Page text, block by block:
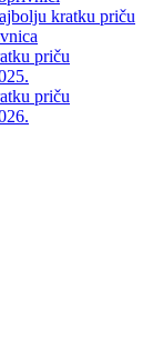
kratku priču
priču
priču